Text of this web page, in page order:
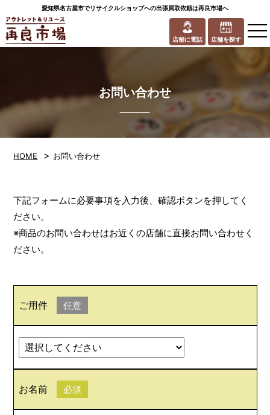
愛知県名古屋市でリサイクルショップへの出張買取依頼は再良市場へ
店舗に電話 店舗を探す
お問い合わせ
HOME > お問い合わせ
下記フォームに必要事項を入力後、確認ボタンを押してく
ださい。
※商品のお問い合わせはお近くの店舗に直接お問い合わせく
ださい。
ご用件 任意
お名前 必須